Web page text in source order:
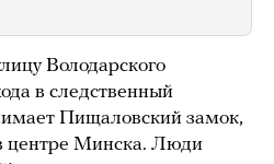
Володарского
в следственный
Пищаловский замок,
центре Минска. Люди